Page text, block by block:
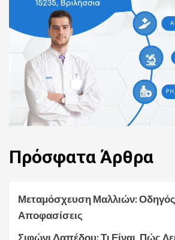
Πρόσφατα Άρθρα
Μεταμόσχευση Μαλλιών:
Αποφασίσεις
Σιφώνι Δαπέδου: Τι Είναι, Πώς